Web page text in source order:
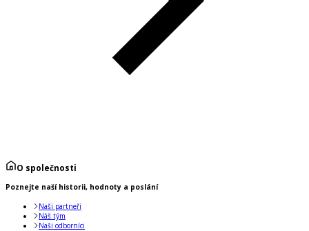
O společnosti
Poznejte naší historii, hodnoty a poslání
Naši partneři
Náš tým
Naši odborníci